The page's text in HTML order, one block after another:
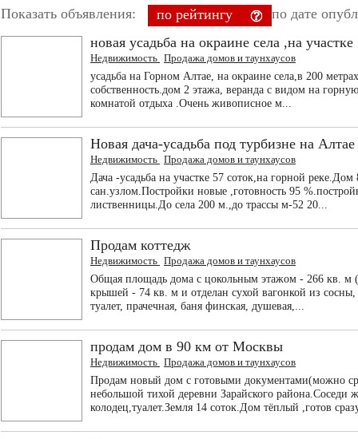
Показать объявления: по рейтингу
по дате
новая усадьба на окраине села ,на участке
Недвижимость Продажа домов и таунхаусов
усадьба на Горном Алтае, на окраине села,в 200
собственность.дом 2 этажа, веранда с видом на
комнатой отдыха .Очень живописное м...
Новая дача-усадьба под турбизне на Алтае
Недвижимость Продажа домов и таунхаусов
Дача -усадьба на участке 57 соток,на горной
сан.узлом.Постройки новые ,готовность 95
лиственницы.До села 200 м.,до трассы м-52 20...
Продам коттедж
Недвижимость Продажа домов и таунхаусов
Общая площадь дома с цокольным этажом - 266 кв. м
крышей - 74 кв. м и отделан сухой вагонкой из
туалет, прачечная, баня финская, душевая,...
продам дом в 90 км от Москвы
Недвижимость Продажа домов и таунхаусов
Продам новый дом с готовыми документами(можно
небольшой тихой деревни Зарайского района.Соседи
колодец,туалет.Земля 14 соток.Дом тёплый ,готов